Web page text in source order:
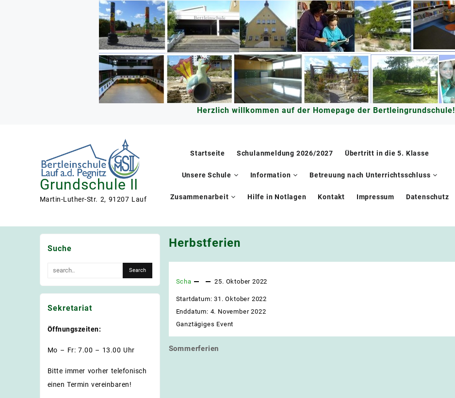
Herzlich willkommen auf der Homepage der Bertleingrundschule!
Grundschule II
Martin-Luther-Str. 2, 91207 Lauf
Startseite Schulanmeldung 2026/2027 Übertritt in die 5. Klasse
Unsere Schule Information Betreuung nach Unterrichtsschluss
Zusammenarbeit Hilfe in Notlagen Kontakt Impressum Datenschutz
Herbstferien
Scha 25. Oktober 2022
Startdatum:31. Oktober 2022
Enddatum: 4. November 2022
Ganztägiges Event
Beitragsnavigation
Sommerferien
Suche
Sekretariat
Öffnungszeiten:
Mo – Fr: 7.00 – 13.00 Uhr
Bitte immer vorher telefonisch
einen Termin vereinbaren!